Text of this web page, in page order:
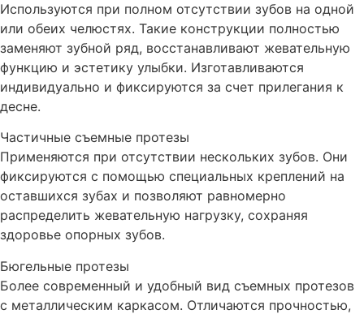
Используются при полном отсутствии зубов на одной
или обеих челюстях. Такие конструкции полностью
заменяют зубной ряд, восстанавливают жевательную
функцию и эстетику улыбки. Изготавливаются
индивидуально и фиксируются за счет прилегания к
десне.
Частичные съемные протезы
Применяются при отсутствии нескольких зубов. Они
фиксируются с помощью специальных креплений на
оставшихся зубах и позволяют равномерно
распределить жевательную нагрузку, сохраняя
здоровье опорных зубов.
Бюгельные протезы
Более современный и удобный вид съемных протезов
с металлическим каркасом. Отличаются прочностью,